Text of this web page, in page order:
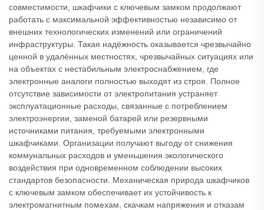
совместимости, шкафчики с ключевым замком продолжают
работать с максимальной эффективностью независимо от
внешних технологических изменений или ограничений
инфраструктуры. Такая надёжность оказывается чрезвычайно
ценной в удалённых местностях, чрезвычайных ситуациях или
на объектах с нестабильным электроснабжением, где
электронные аналоги полностью выходят из строя. Полное
отсутствие зависимости от электропитания устраняет
эксплуатационные расходы, связанные с потреблением
электроэнергии, заменой батарей или резервными
источниками питания, требуемыми электронными
шкафчиками. Организации получают выгоду от снижения
коммунальных расходов и уменьшения экологического
воздействия при одновременном соблюдении высоких
стандартов безопасности. Механическая природа шкафчиков
с ключевым замком обеспечивает их устойчивость к
электромагнитным помехам, скачкам напряжения и отказам